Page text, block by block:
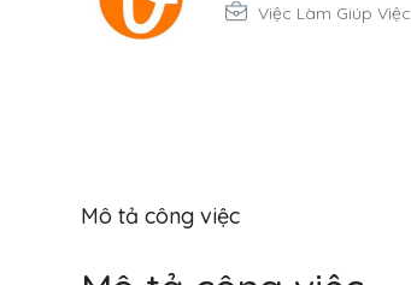
Việc Làm Giúp Việc
Mô tả công việc